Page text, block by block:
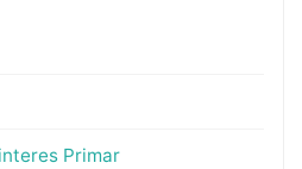
Primar